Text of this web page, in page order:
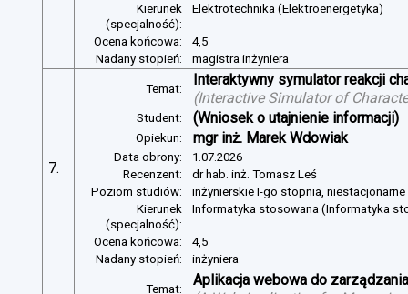
Kierunek
(specjalność):
Elektrotechnika (Elektroenergetyka)
Ocena końcowa:
4,5
Nadany stopień:
magistra inżyniera
7.
Temat:
Interaktywny symulator reakcji
(Interactive Simulator of
Student: (Wniosek o utajnienie informacji)
Opiekun: mgr inż. Marek Wdowiak
Data obrony:
1.07.2026
Recenzent:
dr hab. inż. Tomasz Leś
Poziom studiów:
inżynierskie I-go stopnia, niestacjonarne
Kierunek
(specjalność):
Informatyka stosowana (Informatyka
Ocena końcowa:
4,5
Nadany stopień:
inżyniera
Temat:
Aplikacja webowa do